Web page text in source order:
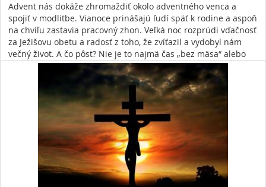
Advent nás dokáže zhromaždiť okolo adventného venca a
spojiť v modlitbe. Vianoce prinášajú ľudí späť k rodine a aspoň
na chvíľu zastavia pracovný zhon. Veľká noc rozprúdi vďačnosť
za Ježišovu obetu a radosť z toho, že zvíťazil a vydobyl nám
večný život. A čo pôst? Nie je to najmä čas „bez mäsa“ alebo
smutných piesní v kostole, zakázaných zábav a svadieb. Pôst
dokáže veľa, ak mu dáme šancu.
Read More
By Anna Lojeková
2/13/24 7:19 PM
28968 Views,0 Comments